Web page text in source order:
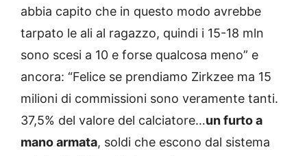
abbia capito che in questo modo avrebbe
tarpato le ali al ragazzo, quindi i 15-18 mln
sono scesi a 10 e forse qualcosa meno” e
ancora: “Felice se prendiamo Zirkzee ma 15
milioni di commissioni sono veramente tanti.
37,5% del valore del calciatore…un furto a
mano armata, soldi che escono dal sistema